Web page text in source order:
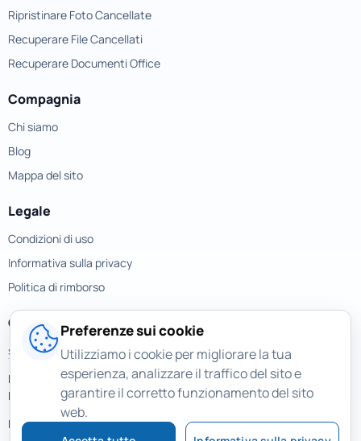
Ripristinare Foto Cancellate
Recuperare File Cancellati
Recuperare Documenti Office
Compagnia
Chi siamo
Blog
Mappa del sito
Legale
Condizioni di uso
Informativa sulla privacy
Politica di rimborso
Contatti
support@magicuneraser.com
Piazza della Repubblica, 32
Milano, Italy
Più contatti >
Preferenze sui cookie
Utilizziamo i cookie per migliorare la tua
esperienza, analizzare il traffico del sito e
garantire il corretto funzionamento del sito
web.